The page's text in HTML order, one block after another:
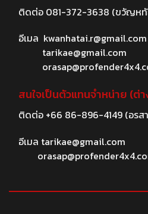
ติดต่อ 081-372-3638 (ขวัญห
อีเมล kwanhatai.r@gmail.com
tarikae@gmail.com
สนใจเป็นตัวแทนจำหน่าย (ต่า
ติดต่อ +66 86-896-4149(อรส
อีเมล tarikae@gmail.com